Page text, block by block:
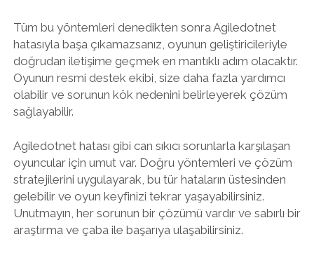
Tüm bu yöntemleri denedikten sonra Agiledotnet
hatasıyla başa çıkamazsanız, oyunun geliştiricileriyle
doğrudan iletişime geçmek en mantıklı adım olacaktır.
Oyunun resmi destek ekibi, size daha fazla yardımcı
olabilir ve sorunun kök nedenini belirleyerek çözüm
sağlayabilir.
Agiledotnet hatası gibi can sıkıcı sorunlarla karşılaşan
oyuncular için umut var. Doğru yöntemleri ve çözüm
stratejilerini uygulayarak, bu tür hataların üstesinden
gelebilir ve oyun keyfinizi tekrar yaşayabilirsiniz.
Unutmayın, her sorunun bir çözümü vardır ve sabırlı bir
araştırma ve çaba ile başarıya ulaşabilirsiniz.